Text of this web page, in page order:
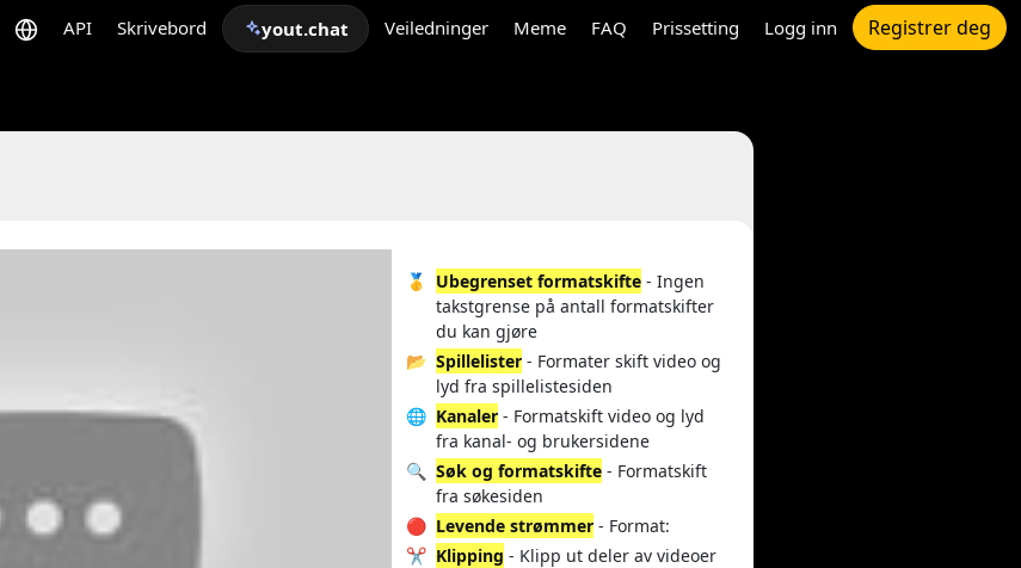
API Skrivebord yout.chat Veiledninger Meme FAQ Prissetting Logg inn Registrer deg
🥇 Ubegrenset formatskifte - Ingen
takstgrense på antall formatskifter
du kan gjøre
📂 Spillelister - Formater skift video og
lyd fra spillelistesiden
🌐 Kanaler - Formatskift video og lyd
fra kanal- og brukersidene
🔍 Søk og formatskifte - Formatskift
fra søkesiden
🔴 Levende strømmer - Format:
✂️ Klipping - Klipp ut deler av videoer